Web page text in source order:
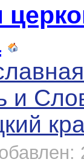
и